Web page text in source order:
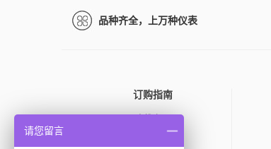
品种齐全，上万种仪表
订购指南
查找产品
请您留言